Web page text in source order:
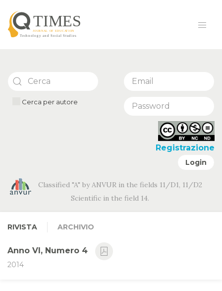
Cerca per autore
Registrazione
Login
Classified "A" by ANVUR in the fields 11/D1, 11/D2
Scientific in the field 14.
RIVISTA ARCHIVIO
Anno VI, Numero 4
2014